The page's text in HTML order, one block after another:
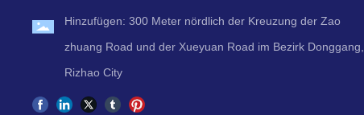
Hinzufügen: 300 Meter nördlich der Kreuzung der Zao
zhuang Road und der Xueyuan Road im Bezirk Donggang,
Rizhao City